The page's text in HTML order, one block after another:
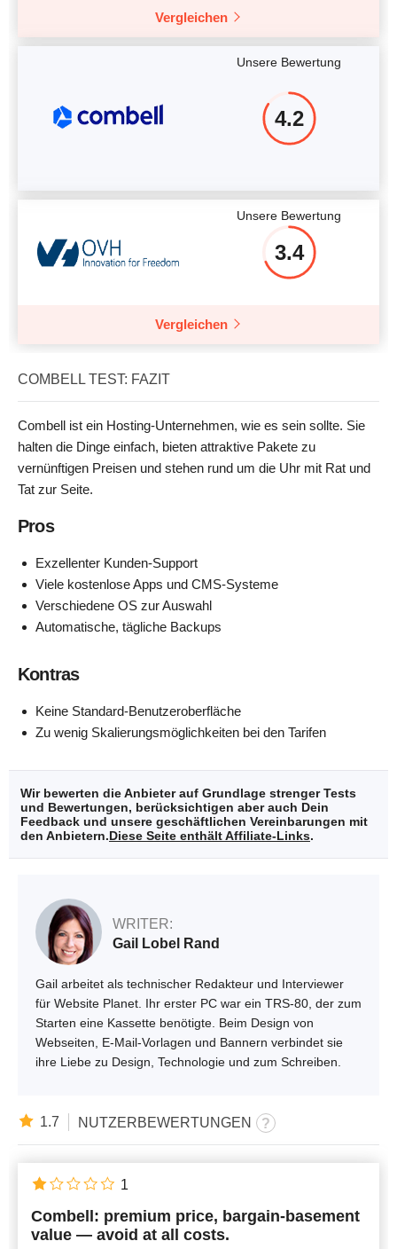
Vergleichen
Unsere Bewertung
4.2
Unsere Bewertung
3.4
Vergleichen
COMBELL TEST: FAZIT
Combell ist ein Hosting-Unternehmen, wie es sein sollte. Sie
halten die Dinge einfach, bieten attraktive Pakete zu
vernünftigen Preisen und stehen rund um die Uhr mit Rat und
Tat zur Seite.
Pros
Exzellenter Kunden-Support
Viele kostenlose Apps und CMS-Systeme
Verschiedene OS zur Auswahl
Automatische, tägliche Backups
Kontras
Keine Standard-Benutzeroberfläche
Zu wenig Skalierungsmöglichkeiten bei den Tarifen
Wir bewerten die Anbieter auf Grundlage strenger Tests
und Bewertungen, berücksichtigen aber auch Dein
Feedback und unsere geschäftlichen Vereinbarungen mit
den Anbietern.Diese Seite enthält Affiliate-Links.
WRITER:
Gail Lobel Rand
Gail arbeitet als technischer Redakteur und Interviewer
für Website Planet. Ihr erster PC war ein TRS-80, der zum
Starten eine Kassette benötigte. Beim Design von
Webseiten, E-Mail-Vorlagen und Bannern verbindet sie
ihre Liebe zu Design, Technologie und zum Schreiben.
1.7 NUTZERBEWERTUNGEN
Combell: premium price, bargain-basement
value — avoid at all costs.
1